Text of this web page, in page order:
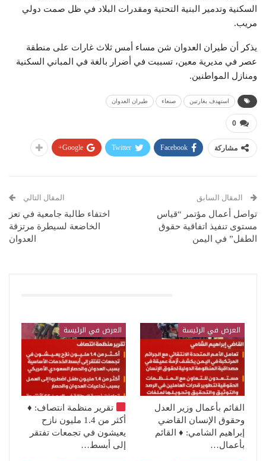
السكنية وتدمير البنية التحتية ومقدرات البلاد في ظل صمت دولي
مريب.
يذكر أن طيران العدوان شن مساء أمس ثلاث غارات على منطقة
عصر في مديرية معين، تسببت في أضرار بالغة في المباني السكنية
ومنازل المواطنين.
استهدف بغارتين صنعاء طيران العدوان
0
مشاركة Facebook
Twitter
Google+
المقال السابق
تواصل أعمال مؤتمر “قياس
مستوى تنفيذ اتفاقية حقوق
الطفل” في اليمن
المقال التالي
اختفاء طالبة جامعية في تعز
الخاضعة لسيطرة مرتزقة
العدوان
العرض في الرئيسة
القائم بأعمال وزير العدل
وحقوق الإنسان القاضي
إبراهيم الشامي: ♦️ القائم
بأعمال…
العرض في الرئيسة
تقرير منظمة انتصاف: ♦️
أكثر من 1.4 مليون نازح
يعيشون في تجمعات تفتقر
إلى أبسط…